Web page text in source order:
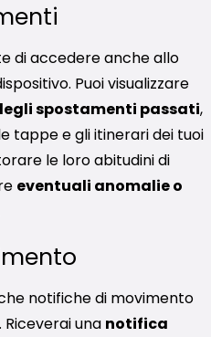
di accedere anche allo
Puoi visualizzare
spostamenti passati,
tappe e gli itinerari dei tuoi
le loro abitudini di
eventuali anomalie o
notifiche di movimento
Riceverai una notifica